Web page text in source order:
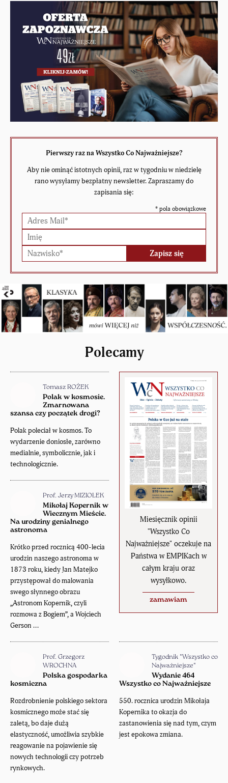
Pierwszy raz na Wszystko Co Najważniejsze?
Aby nie ominąć istotnych opinii, raz w tygodniu w niedzielę
rano wysyłamy bezpłatny newsletter. Zapraszamy do
zapisania się:
* pola obowiązkowe
Polecamy
Miesięcznik opinii
"Wszystko Co
Najważniejsze" oczekuje na
Państwa w EMPIKach w
całym kraju oraz
wysyłkowo.
zamawiam
Tomasz ROŻEK
Polak w kosmosie.
Zmarnowana
szansa czy początek drogi?
Polak poleciał w kosmos. To
wydarzenie doniosłe, zarówno
medialnie, symbolicznie, jak i
technologicznie.
Prof. Jerzy MIZIOŁEK
Mikołaj Kopernik w
Wiecznym Mieście.
Na urodziny genialnego
astronoma
Krótko przed rocznicą 400-lecia
urodzin naszego astronoma w
1873 roku, kiedy Jan Matejko
przystępował do malowania
swego słynnego obrazu
„Astronom Kopernik, czyli
rozmowa z Bogiem”, a Wojciech
Gerson ...
Prof. Grzegorz
WROCHNA
Polska gospodarka
kosmiczna
Rozdrobnienie polskiego sektora
kosmicznego może stać się
zaletą, bo daje dużą
elastyczność, umożliwia szybkie
reagowanie na pojawienie się
nowych technologii czy potrzeb
rynkowych.
Tygodnik "Wszystko co
Najważniejsze"
Wydanie 464
Wszystko co Najważniejsze
550. rocznica urodzin Mikołaja
Kopernika to okazja do
zastanowienia się nad tym, czym
jest epokowa zmiana.